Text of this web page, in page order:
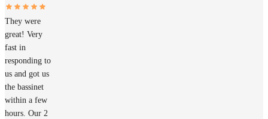
They were
great! Very
fast in
responding to
us and got us
the bassinet
within a few
hours. Our 2